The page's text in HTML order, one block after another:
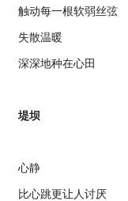
触动每一根软弱丝弦
失散温暖
深深地种在心田
堤坝
心静
比心跳更让人讨厌